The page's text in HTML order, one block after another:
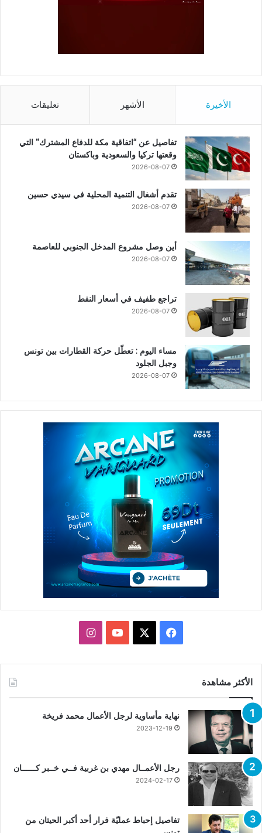
الأخيرة الأشهر تعليقات
تفاصيل عن “اتفاقية مكة للدفاع المشترك” التي
وقعتها تركيا والسعودية وباكستان
2026-08-07
تقدم أشغال التنمية المحلية في سيدي حسين
2026-08-07
أين وصل مشروع المدخل الجنوبي للعاصمة
2026-08-07
تراجع طفيف في أسعار النفط
2026-08-07
مساء اليوم : تعطّل حركة القطارات بين تونس
وجبل الجلود
2026-08-07
فيسبوك يوتيوبانستقرام
الأكثر مشاهدة
نهاية مأساوية لرجل الأعمال محمد فريخة
2023-12-19
رجل الأعمــال مهدي بن غربية فــي خــبر كــــــان
2024-02-17
تفاصيل إحباط عمليّة فرار أحد أكبر الحيتان من